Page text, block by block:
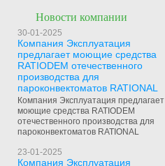
Новости компании
30-01-2025
Компания Эксплуатация
предлагает моющие средства
RATIODEM отечественного
производства для
пароконвектоматов RATIONAL
Компания Эксплуатация предлагает
моющие средства RATIODEM
отечественного производства для
пароконвектоматов RATIONAL
23-01-2025
Компания Эксплуатация